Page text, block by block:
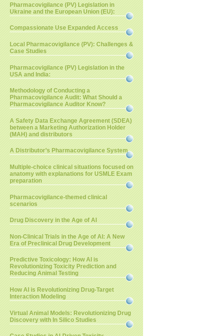
Pharmacovigilance (PV) Legislation in
Ukraine and the European Union (EU):
Compassionate Use Expanded Access
Local Pharmacovigilance (PV): Challenges &
Case Studies
Pharmacovigilance (PV) Legislation in the
USA and India:
Methodology of Conducting a
Pharmacovigilance Audit: What Should a
Pharmacovigilance Auditor Know?
A Safety Data Exchange Agreement (SDEA)
between a Marketing Authorization Holder
(MAH) and distributors
A Distributor’s Pharmacovigilance System
Multiple-choice clinical situations focused on
anatomy with explanations for USMLE Exam
preparation
Pharmacovigilance-themed clinical
scenarios
Drug Discovery in the Age of AI
Non-Clinical Trials in the Age of AI: A New
Era of Preclinical Drug Development
Predictive Toxicology: How AI is
Revolutionizing Toxicity Prediction and
Reducing Animal Testing
How AI is Revolutionizing Drug-Target
Interaction Modeling
Virtual Animal Models: Revolutionizing Drug
Discovery with In Silico Studies